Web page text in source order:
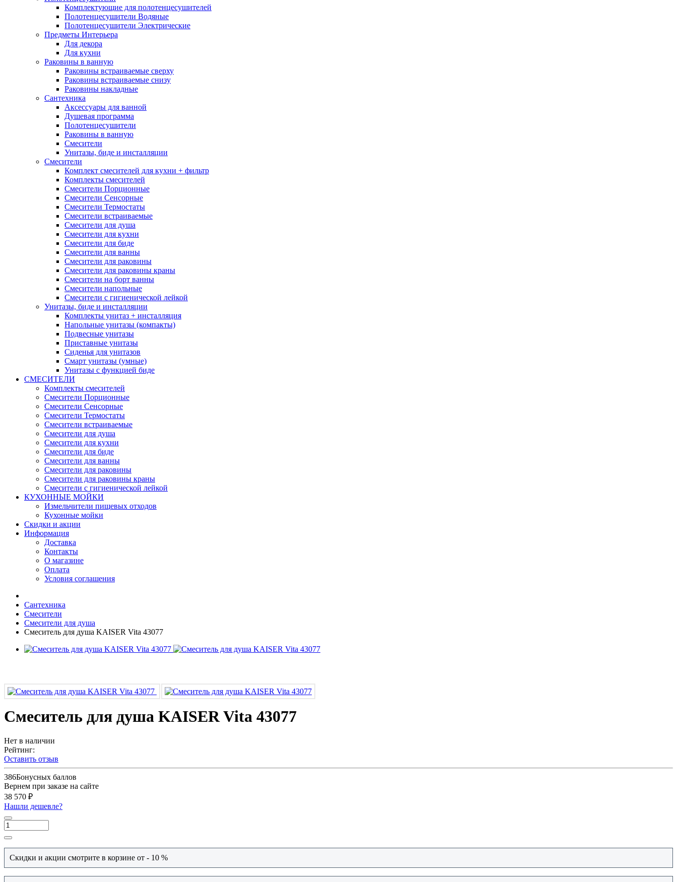
Комплектующие для полотенцесушителей
Полотенцесушители Водяные
Полотенцесушители Электрические
Предметы Интерьера
Для декора
Для кухни
Раковины в ванную
Раковины встраиваемые сверху
Раковины встраиваемые снизу
Раковины накладные
Сантехника
Аксессуары для ванной
Душевая программа
Полотенцесушители
Раковины в ванную
Смесители
Унитазы, биде и инсталляции
Смесители
Комплект смесителей для кухни + фильтр
Комплекты смесителей
Смесители Порционные
Смесители Сенсорные
Смесители Термостаты
Смесители встраиваемые
Смесители для душа
Смесители для кухни
Смесители для биде
Смесители для ванны
Смесители для раковины
Смесители для раковины краны
Смесители на борт ванны
Смесители напольные
Смесители с гигиенической лейкой
Унитазы, биде и инсталляции
Комплекты унитаз + инсталляция
Напольные унитазы (компакты)
Подвесные унитазы
Приставные унитазы
Сиденья для унитазов
Смарт унитазы (умные)
Унитазы с функцией биде
СМЕСИТЕЛИ
Комплекты смесителей
Смесители Порционные
Смесители Сенсорные
Смесители Термостаты
Смесители встраиваемые
Смесители для душа
Смесители для кухни
Смесители для биде
Смесители для ванны
Смесители для раковины
Смесители для раковины краны
Смесители с гигиенической лейкой
КУХОННЫЕ МОЙКИ
Измельчители пищевых отходов
Кухонные мойки
Скидки и акции
Информация
Доставка
Контакты
О магазине
Оплата
Условия соглашения
Сантехника
Смесители
Смесители для душа
Смеситель для душа KAISER Vita 43077
Смеситель для душа KAISER Vita 43077
Нет в наличии
Рейтинг:
Оставить отзыв
386Бонусных баллов
Вернем при заказе на сайте
38 570 ₽
Нашли дешевле?
Скидки и акции смотрите в корзине от - 10 %